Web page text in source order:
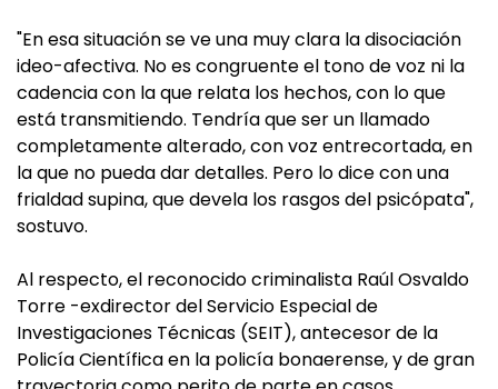
"En esa situación se ve una muy clara la disociación
ideo-afectiva. No es congruente el tono de voz ni la
cadencia con la que relata los hechos, con lo que
está transmitiendo. Tendría que ser un llamado
completamente alterado, con voz entrecortada, en
la que no pueda dar detalles. Pero lo dice con una
frialdad supina, que devela los rasgos del psicópata",
sostuvo.
Al respecto, el reconocido criminalista Raúl Osvaldo
Torre -exdirector del Servicio Especial de
Investigaciones Técnicas (SEIT), antecesor de la
Policía Científica en la policía bonaerense, y de gran